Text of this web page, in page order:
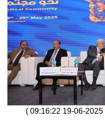
2025-06-19 09:16:22
)